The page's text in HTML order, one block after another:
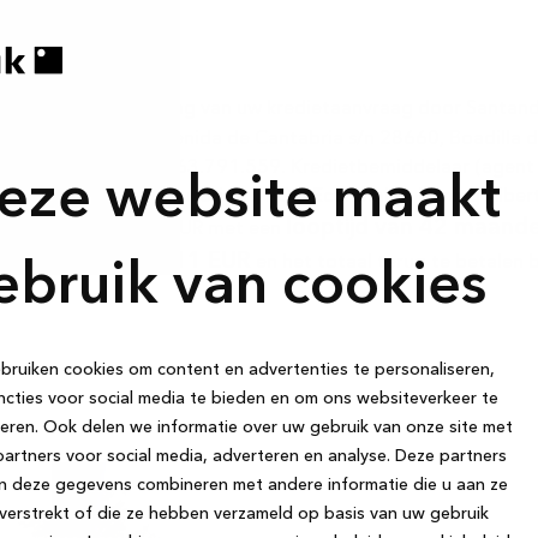
website maakt
van cookies
cookies om content en advertenties te personaliseren,
voor social media te bieden en om ons websiteverkeer te
Ook delen we informatie over uw gebruik van onze site met
voor social media, adverteren en analyse. Deze partners
deze gegevens combineren met andere informatie die u aan ze
of die ze hebben verzameld op basis van uw gebruik
van aanvaarding van uw kredietaanvraag door
Finance SA Avenida de Cantabria s/n 28660, Boadilla
nummer BE 0763.791.559. Kredietbemiddelaar
autoriteit, FOD Economie – Koning
268,11 EUR en het totaal terug te betalen